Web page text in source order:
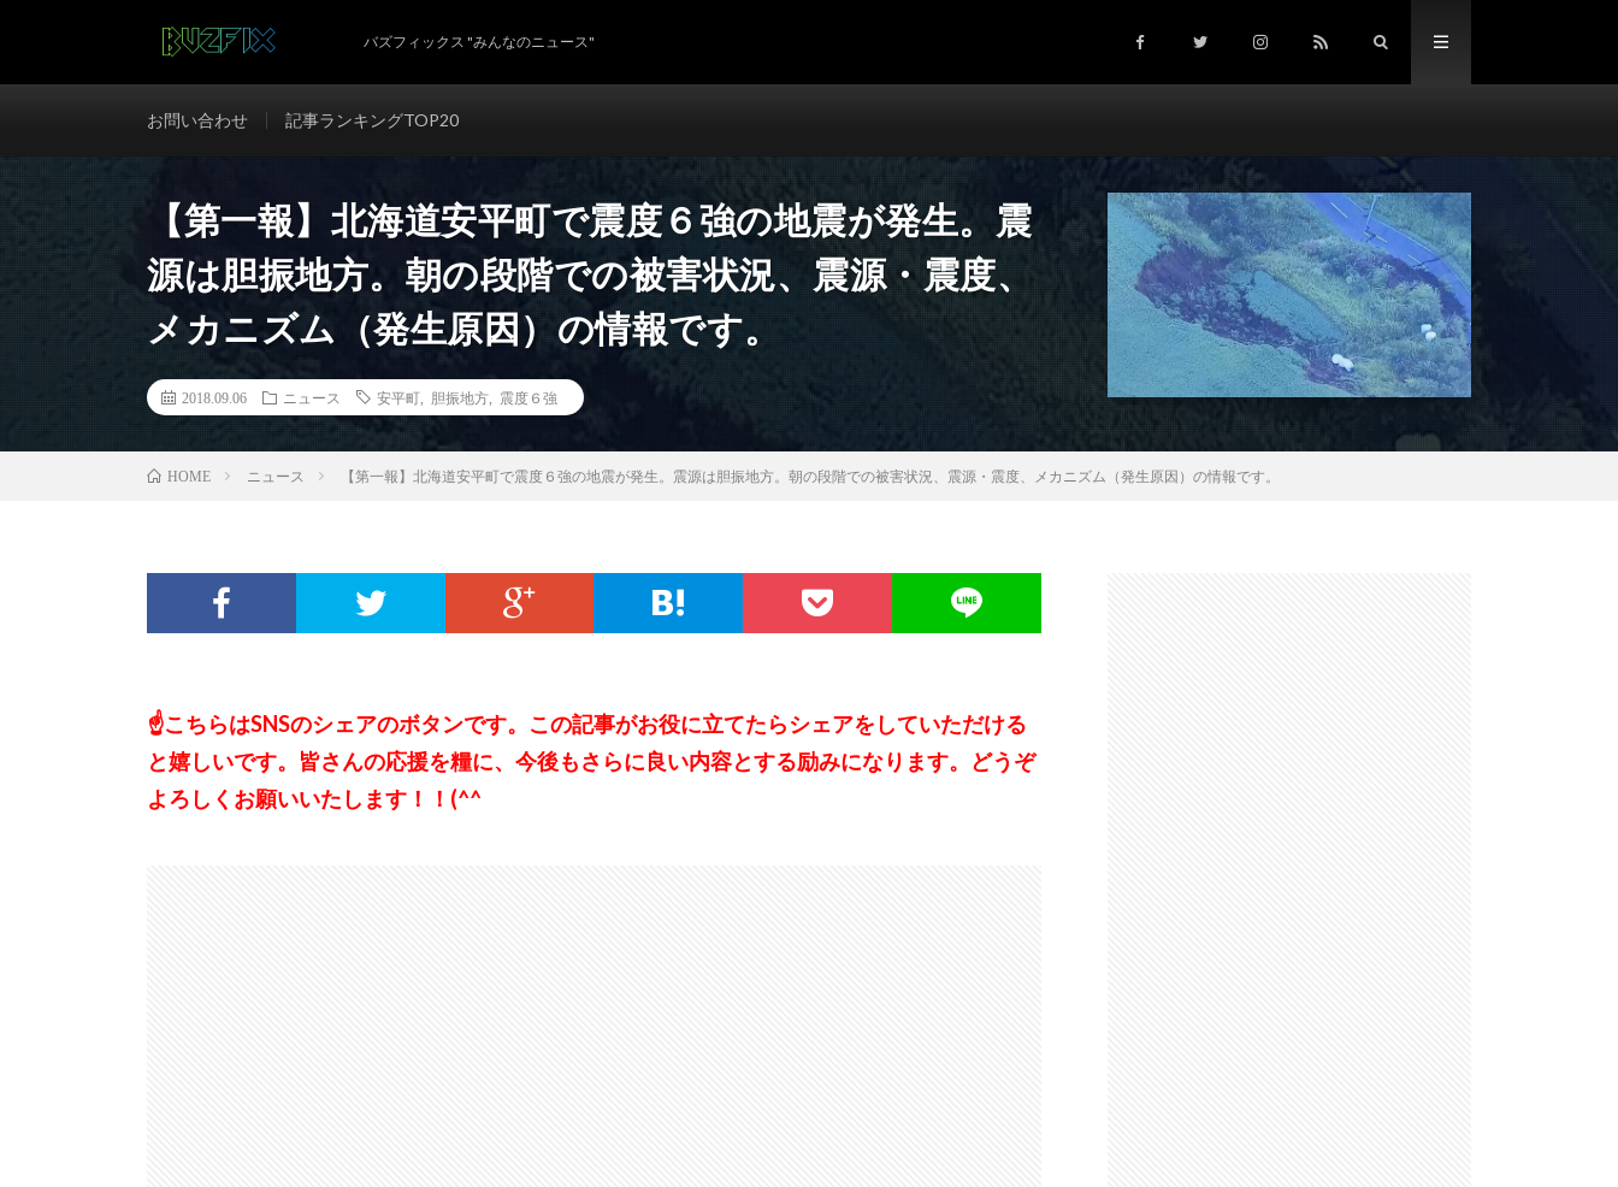
バズフィックス "みんなのニュース"
お問い合わせ 記事ランキングTOP20
【第一報】北海道安平町で震度６強の地震が発生。震
源は胆振地方。朝の段階での被害状況、震源・震度、
メカニズム（発生原因）の情報です。
2018.09.06 ニュース 安平町 胆振地方 震度６強
HOME ニュース 【第一報】北海道安平町で震度６強の地震が発生。震源は胆振地方。朝の段階での被害状況、震源・震度、メカニズム（発生原因）の情報です。
☝こちらはSNSのシェアのボタンです。この記事がお役に立てたらシェアをしていただける
と嬉しいです。皆さんの応援を糧に、今後もさらに良い内容とする励みになります。どうぞ
よろしくお願いいたします！！(^^